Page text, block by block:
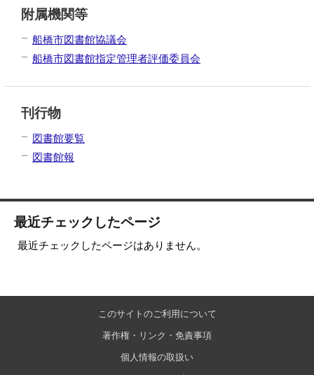
附属機関等
船橋市図書館協議会
船橋市図書館指定管理者評価委員会
刊行物
図書館要覧
図書館報
最近チェックしたページ
最近チェックしたページはありません。
このサイトのご利用について
著作権・リンク・免責事項
個人情報の取扱い